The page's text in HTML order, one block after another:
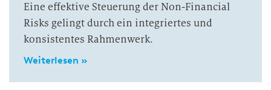
Eine effektive Steuerung der Non-Financial
Risks gelingt durch ein integriertes und
konsistentes Rahmenwerk.
Weiterlesen »